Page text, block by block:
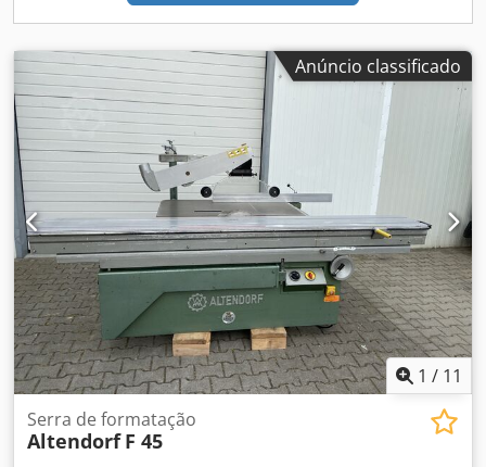
Anúncio classificado
1 / 11
Serra de formatação
Altendorf F 45